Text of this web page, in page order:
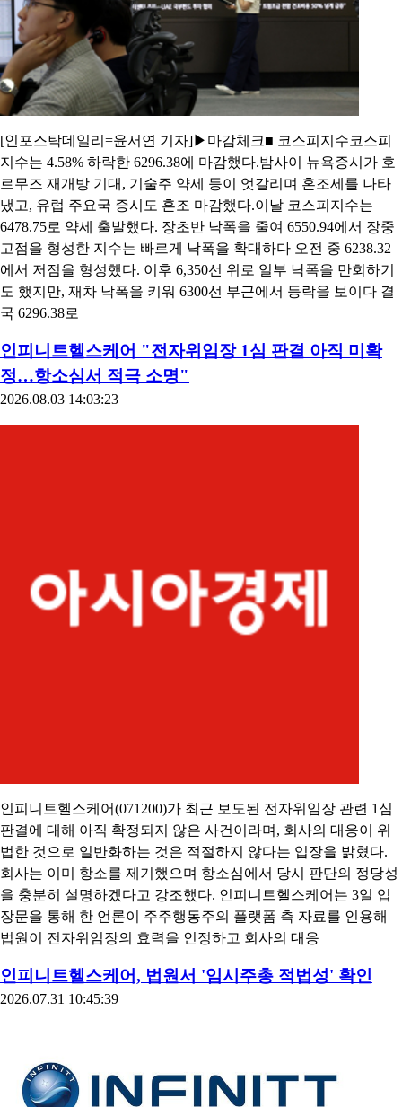
[인포스탁데일리=윤서연 기자]▶마감체크■ 코스피지수코스피
지수는 4.58% 하락한 6296.38에 마감했다.밤사이 뉴욕증시가 호
르무즈 재개방 기대, 기술주 약세 등이 엇갈리며 혼조세를 나타
냈고, 유럽 주요국 증시도 혼조 마감했다.이날 코스피지수는
6478.75로 약세 출발했다. 장초반 낙폭을 줄여 6550.94에서 장중
고점을 형성한 지수는 빠르게 낙폭을 확대하다 오전 중 6238.32
에서 저점을 형성했다. 이후 6,350선 위로 일부 낙폭을 만회하기
도 했지만, 재차 낙폭을 키워 6300선 부근에서 등락을 보이다 결
국 6296.38로
인피니트헬스케어 "전자위임장 1심 판결 아직 미확
정…항소심서 적극 소명"
2026.08.03 14:03:23
인피니트헬스케어(071200)가 최근 보도된 전자위임장 관련 1심
판결에 대해 아직 확정되지 않은 사건이라며, 회사의 대응이 위
법한 것으로 일반화하는 것은 적절하지 않다는 입장을 밝혔다.
회사는 이미 항소를 제기했으며 항소심에서 당시 판단의 정당성
을 충분히 설명하겠다고 강조했다. 인피니트헬스케어는 3일 입
장문을 통해 한 언론이 주주행동주의 플랫폼 측 자료를 인용해
법원이 전자위임장의 효력을 인정하고 회사의 대응
인피니트헬스케어, 법원서 '임시주총 적법성' 확인
2026.07.31 10:45:39